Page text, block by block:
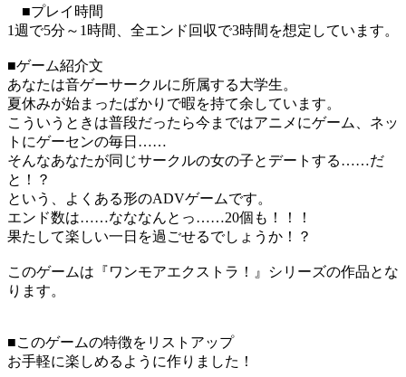
■プレイ時間
1週で5分～1時間、全エンド回収で3時間を想定しています。
■ゲーム紹介文
あなたは音ゲーサークルに所属する大学生。
夏休みが始まったばかりで暇を持て余しています。
こういうときは普段だったら今まではアニメにゲーム、ネッ
トにゲーセンの毎日……
そんなあなたが同じサークルの女の子とデートする……だ
と！？
という、よくある形のADVゲームです。
エンド数は……なななんとっ……20個も！！！
果たして楽しい一日を過ごせるでしょうか！？
このゲームは『ワンモアエクストラ！』シリーズの作品とな
ります。
■このゲームの特徴をリストアップ
お手軽に楽しめるように作りました！